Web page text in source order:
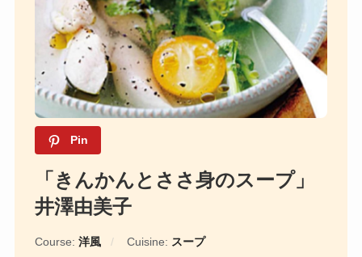
Pin
「きんかんとささ身のスープ」
井澤由美子
Course: 洋風 Cuisine: スープ